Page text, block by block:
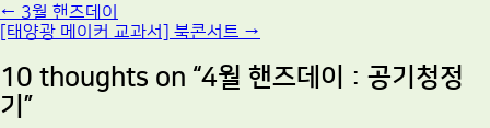
Post
navigation
← 3월 핸즈데이
[태양광 메이커 교과서] 북콘서트 →
10 thoughts on “4월 핸즈데이 : 공기청정
기 ”